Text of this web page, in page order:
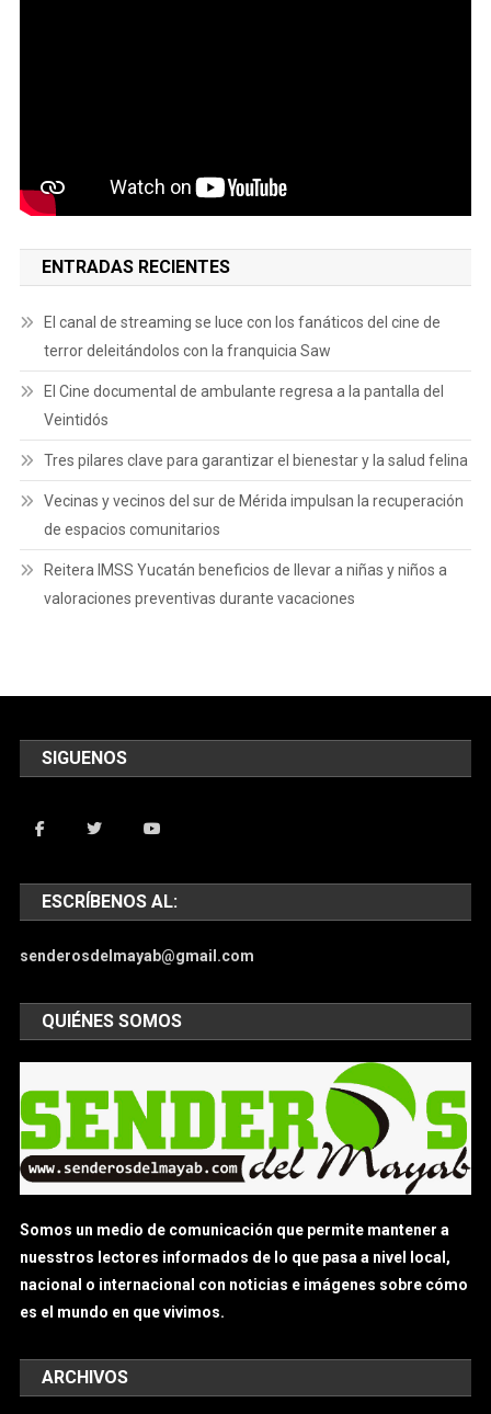
ENTRADAS RECIENTES
El canal de streaming se luce con los fanáticos del cine de
terror deleitándolos con la franquicia Saw
El Cine documental de ambulante regresa a la pantalla del
Veintidós
Tres pilares clave para garantizar el bienestar y la salud felina
Vecinas y vecinos del sur de Mérida impulsan la recuperación
de espacios comunitarios
Reitera IMSS Yucatán beneficios de llevar a niñas y niños a
valoraciones preventivas durante vacaciones
SIGUENOS
ESCRÍBENOS AL:
senderosdelmayab@gmail.com
QUIÉNES SOMOS
Somos un medio de comunicación que permite mantener a
nuesstros lectores informados de lo que pasa a nivel local,
nacional o internacional con noticias e imágenes sobre cómo
es el mundo en que vivimos.
ARCHIVOS